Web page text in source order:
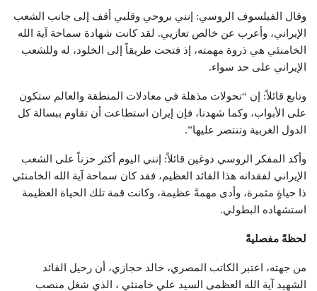
وقال الفيلسوف الروسي: إنني بروحي وقلبي أقف إلى جانب الشعب
الإيراني، وأعرب عن خالص تعازيي. لقد كانت شهادة سماحة آية الله
الخامنئي هي ذروة مهمته، إذ فتحت طريقاً إلى الخلود، له وللشعب
الإيراني على حد سواء.
وتابع قائلاً: إن “تحولات مذهلة في معادلات المنطقة والعالم ستكون
على الأبواب، وكما شهدنا، فإن إيران استطاعت أن تقاوم ببسالة كل
الدول الغربية وتنتصر عليها”.
وأكد المفكر الروسي دوغين قائلاً: إنني اليوم أكثر حزناً على الشعب
الإيراني لفقدانه هذا القائد العظيم، فقد كان سماحة آية الله الخامنئي
ذا حياةٍ مثمرة، وأدى مهمةً عظيمة، وكانت قمة تلك الحياة العظيمة
استشهاده البطولي.
لحظةً مفصليةً
من جهته، اعتبر الكاتب المصري، خالد حجازي، أن رحيل القائد
الشهيد آية الله العظمى السيد علي خامنئي ، الذي شغل منصب